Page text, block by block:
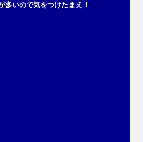
多いので気をつけたまえ！